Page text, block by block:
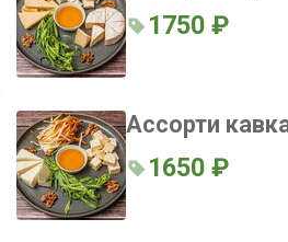
1750 ₽
Ассорти
1650 ₽